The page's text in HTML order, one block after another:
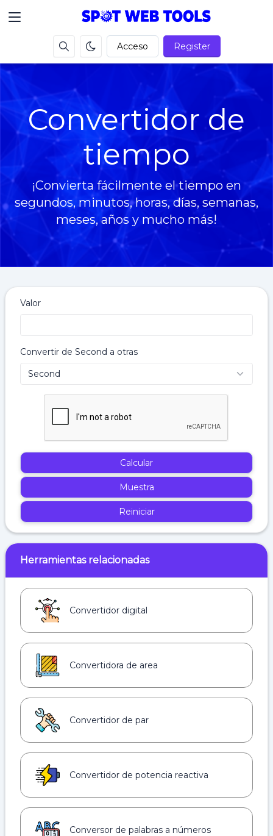
Acceso Register
Convertidor de
tiempo
¡Convierta fácilmente el tiempo en
segundos, minutos, horas, días, semanas,
meses, años y mucho más!
Valor
Convertir de Second a otras
Calcular
Muestra
Reiniciar
Herramientas relacionadas
Convertidor digital
Convertidora de area
Convertidor de par
Convertidor de potencia reactiva
Conversor de palabras a números